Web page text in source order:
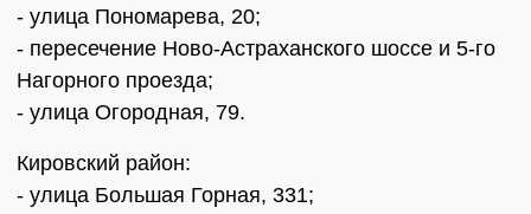
- улица Пономарева, 20;
- пересечение Ново-Астраханского шоссе и 5-го
Нагорного проезда;
- улица Огородная, 79.
Кировский район:
- улица Большая Горная, 331;